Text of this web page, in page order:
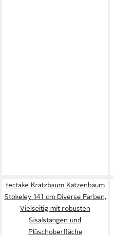
tectake Kratzbaum Katzenbaum
Stokeley 141 cm Diverse Farben,
Vielseitig mit robusten
Sisalstangen und
Plüschoberfläche